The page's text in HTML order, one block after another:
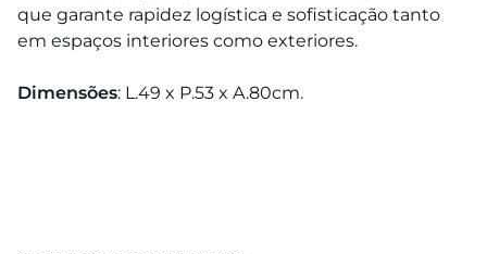
que garante rapidez logística e sofisticação tanto
em espaços interiores como exteriores.
Dimensões: L.49 x P.53 x A.80cm.